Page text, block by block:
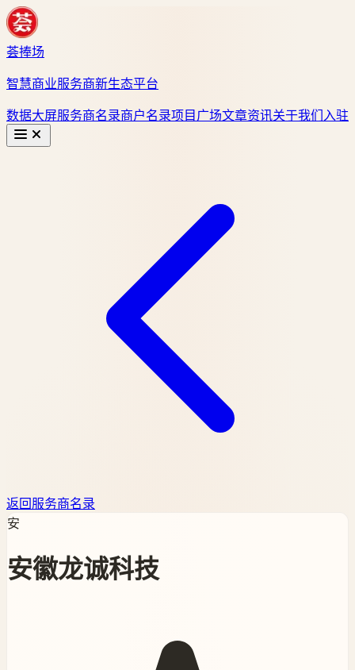
荟捧场
智慧商业服务商新生态平台
数据大屏服务商名录商户名录项目广场文章资讯关于我们 入驻
返回服务商名录
安
安徽龙诚科技